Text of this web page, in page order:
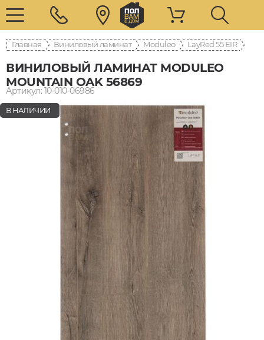
Главная Виниловый ламинат Moduleo LayRed 55 EIR
ВИНИЛОВЫЙ ЛАМИНАТ MODULEO
MOUNTAIN OAK 56869
Артикул: 10-010-06986
В НАЛИЧИИ